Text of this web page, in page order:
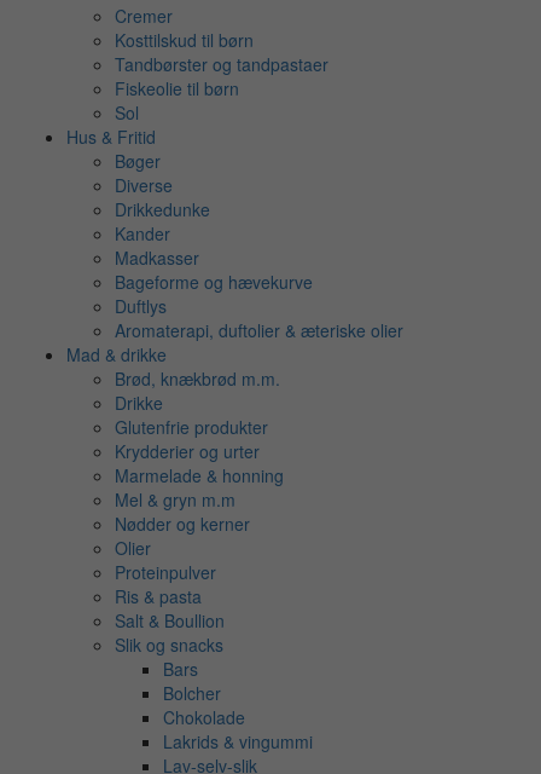
Cremer
Kosttilskud til børn
Tandbørster og tandpastaer
Fiskeolie til børn
Sol
Hus & Fritid
Bøger
Diverse
Drikkedunke
Kander
Madkasser
Bageforme og hævekurve
Duftlys
Aromaterapi, duftolier & æteriske olier
Mad & drikke
Brød, knækbrød m.m.
Drikke
Glutenfrie produkter
Krydderier og urter
Marmelade & honning
Mel & gryn m.m
Nødder og kerner
Olier
Proteinpulver
Ris & pasta
Salt & Boullion
Slik og snacks
Bars
Bolcher
Chokolade
Lakrids & vingummi
Lav-selv-slik